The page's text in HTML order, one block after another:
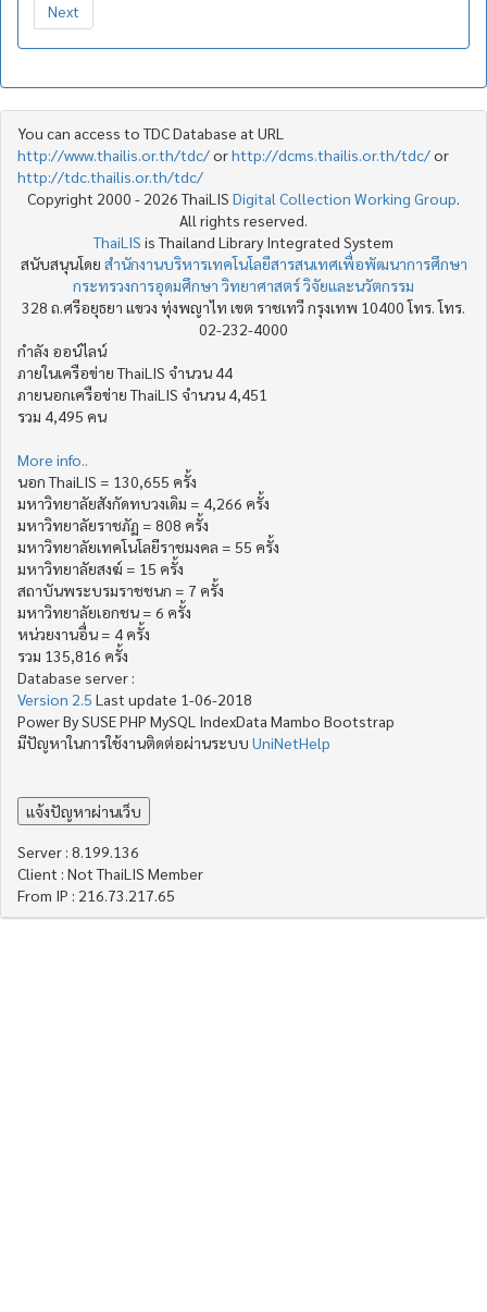
Next
You can access to TDC Database at URL
http://www.thailis.or.th/tdc/orhttp://dcms.thailis.or.th/tdc/or
http://tdc.thailis.or.th/tdc/
Copyright 2000 - 2026 ThaiLIS Digital Collection Working Group.
All rights reserved.
ThaiLIS is Thailand Library Integrated System
สนับสนุนโดย สำนักงานบริหารเทคโนโลยีสารสนเทศเพื่อพัฒนาการศึกษา
กระทรวงการอุดมศึกษา วิทยาศาสตร์ วิจัยและนวัตกรรม
328 ถ.ศรีอยุธยา แขวง ทุ่งพญาไท เขต ราชเทวี กรุงเทพ 10400 โทร. โทร.
02-232-4000
กำลัง ออน์ไลน์
ภายในเครือข่าย ThaiLIS จำนวน 44
ภายนอกเครือข่าย ThaiLIS จำนวน 4,451
รวม 4,495 คน
More info..
นอก ThaiLIS = 130,655 ครั้ง
มหาวิทยาลัยสังกัดทบวงเดิม = 4,266 ครั้ง
มหาวิทยาลัยราชภัฏ = 808 ครั้ง
มหาวิทยาลัยเทคโนโลยีราชมงคล = 55 ครั้ง
มหาวิทยาลัยสงฆ์ = 15 ครั้ง
สถาบันพระบรมราชชนก = 7 ครั้ง
มหาวิทยาลัยเอกชน = 6 ครั้ง
หน่วยงานอื่น = 4 ครั้ง
รวม 135,816 ครั้ง
Database server :
Version 2.5 Last update 1-06-2018
Power By SUSE PHP MySQL IndexData Mambo Bootstrap
มีปัญหาในการใช้งานติดต่อผ่านระบบ UniNetHelp
Server : 8.199.136
Client : Not ThaiLIS Member
From IP : 216.73.217.65